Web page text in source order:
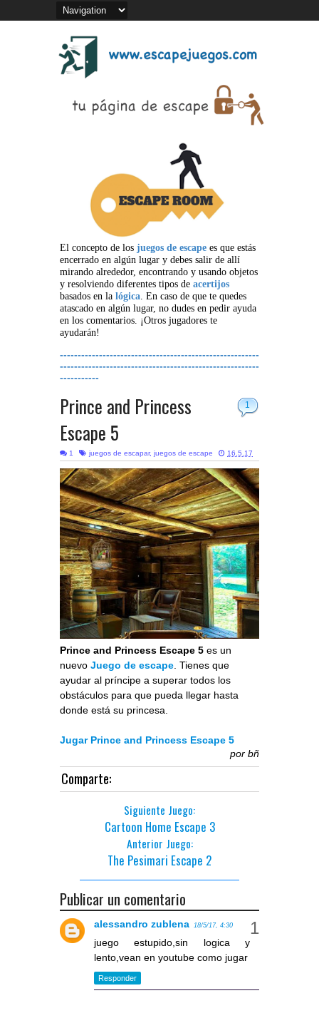
El concepto de los juegos de escape es que estás
encerrado en algún lugar y debes salir de allí
mirando alrededor, encontrando y usando objetos
y resolviendo diferentes tipos de acertijos
basados en la lógica. En caso de que te quedes
atascado en algún lugar, no dudes en pedir ayuda
en los comentarios. ¡Otros jugadores te
ayudarán!
--------------------------------------------------------
--------------------------------------------------------
-----------
1
Prince and Princess
Escape 5
1 juegos de escapar, juegos de escape 16.5.17
Prince and Princess Escape 5 es un
nuevo Juego de escape. Tienes que
ayudar al príncipe a superar todos los
obstáculos para que pueda llegar hasta
donde está su princesa.
Jugar Prince and Princess Escape 5
por bñ
Comparte:
Siguiente Juego:
Cartoon Home Escape 3
Anterior Juego:
The Pesimari Escape 2
Publicar un comentario
alessandro zublena 18/5/17, 4:30
juego estupido,sin logica y
lento,vean en youtube como jugar
Responder